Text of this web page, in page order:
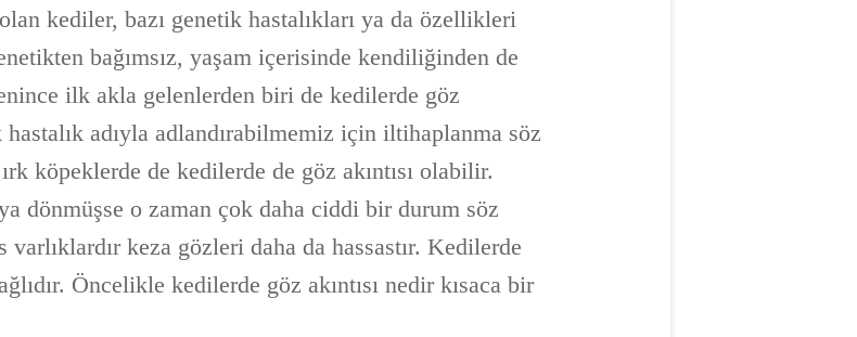
kediler, bazı genetik hastalıkları ya da özellikleri
bağımsız, yaşam içerisinde kendiliğinden de
ilk akla gelenlerden biri de kedilerde göz
hastalık adıyla adlandırabilmemiz için iltihaplanma söz
köpeklerde de kedilerde de göz akıntısı olabilir.
dönmüşse o zaman çok daha ciddi bir durum söz
keza gözleri daha da hassastır. Kedilerde
Öncelikle kedilerde göz akıntısı nedir kısaca bir